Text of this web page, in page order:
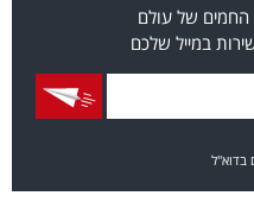
החמים של עולם
במייל שלכם
בדוא"ל